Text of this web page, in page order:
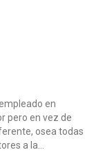
en
pero en vez de
osea todas
a la...